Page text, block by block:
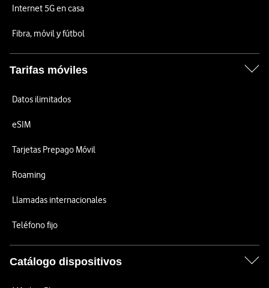
Internet 5G en casa
Fibra, móvil y fútbol
Tarifas móviles
Datos ilimitados
eSIM
Tarjetas Prepago Móvil
Roaming
Llamadas internacionales
Teléfono fijo
Catálogo dispositivos